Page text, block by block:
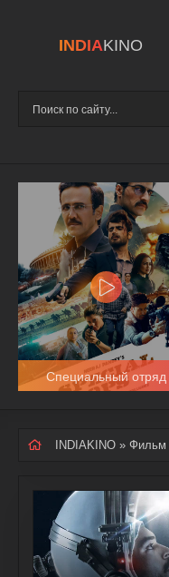
INDIAKINO
Специальный отряд
INDIAKINO » Фильм